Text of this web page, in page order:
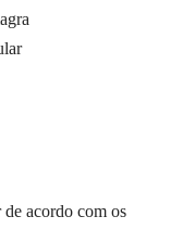
acordo com os